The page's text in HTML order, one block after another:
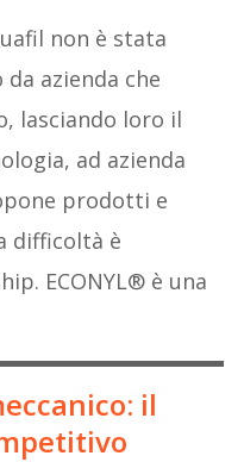
non è stata
da azienda che
lasciando loro il
ad azienda
prodotti e
difficoltà è
ECONYL® è una
il